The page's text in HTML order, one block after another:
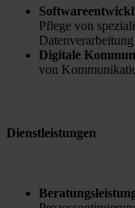
Pflege von
Digitale
von
Dienstleistungen